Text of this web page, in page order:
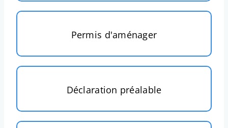
Permis d'aménager
Déclaration préalable